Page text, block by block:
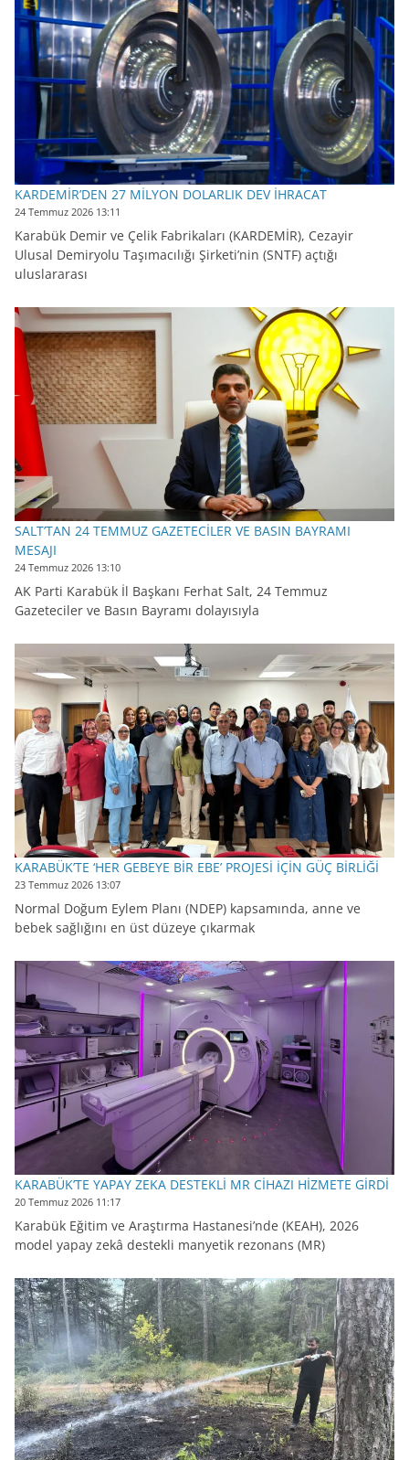
KARDEMİR’DEN 27 MİLYON DOLARLIK DEV İHRACAT
24 Temmuz 2026 13:11
Karabük Demir ve Çelik Fabrikaları (KARDEMİR), Cezayir
Ulusal Demiryolu Taşımacılığı Şirketi’nin (SNTF) açtığı
uluslararası
SALT’TAN 24 TEMMUZ GAZETECİLER VE BASIN BAYRAMI
MESAJI
24 Temmuz 2026 13:10
AK Parti Karabük İl Başkanı Ferhat Salt, 24 Temmuz
Gazeteciler ve Basın Bayramı dolayısıyla
KARABÜK’TE ‘HER GEBEYE BİR EBE’ PROJESİ İÇİN GÜÇ BİRLİĞİ
23 Temmuz 2026 13:07
Normal Doğum Eylem Planı (NDEP) kapsamında, anne ve
bebek sağlığını en üst düzeye çıkarmak
KARABÜK’TE YAPAY ZEKA DESTEKLİ MR CİHAZI HİZMETE GİRDİ
20 Temmuz 2026 11:17
Karabük Eğitim ve Araştırma Hastanesi’nde (KEAH), 2026
model yapay zekâ destekli manyetik rezonans (MR)